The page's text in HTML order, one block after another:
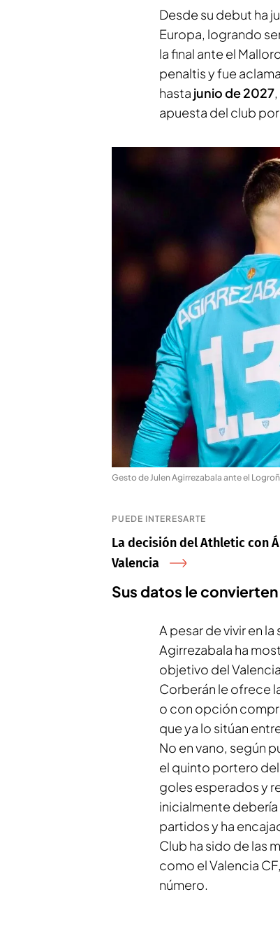
Desde su debut ha
Europa, logrando
la final ante el
penaltis y fue
hasta junio de 2027
apuesta del club
Gesto de Julen Agirrezabala ante el
PUEDE INTERESARTE
La decisión del Athletic con
Valencia
Sus datos le
A pesar de vivir en
Agirrezabala ha
objetivo del
Corberán le ofrece
o con opción
que ya lo sitúan
No en vano, según
el quinto portero
goles esperados y
inicialmente debería
partidos y ha
Club ha sido de las
como el Valencia
número.